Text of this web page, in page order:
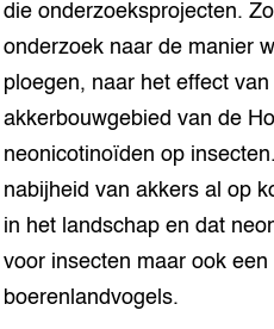
die onderzoeksprojecten.
onderzoek naar de manier
ploegen, naar het effect
akkerbouwgebied van de
neonicotinoïden op
nabijheid van akkers al op
in het landschap en dat
voor insecten maar ook
boerenlandvogels.